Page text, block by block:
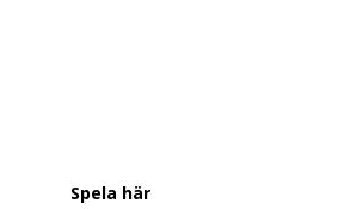
Spela här